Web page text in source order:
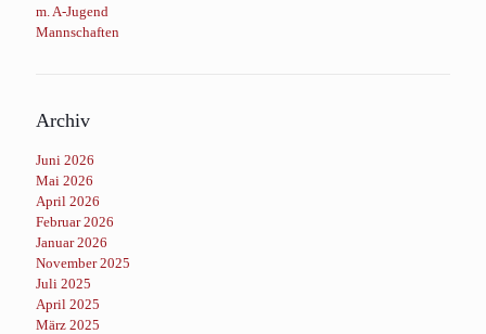
m. A-Jugend
Mannschaften
Archiv
Juni 2026
Mai 2026
April 2026
Februar 2026
Januar 2026
November 2025
Juli 2025
April 2025
März 2025